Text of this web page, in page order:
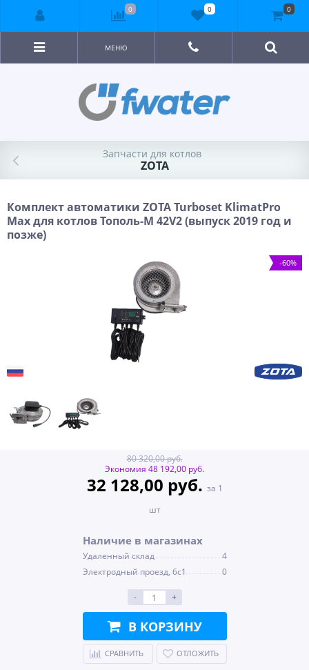
МЕНЮ
Запчасти для котлов
ZOTA
Комплект автоматики ZOTA Turboset KlimatPro
Max для котлов Тополь-М 42V2 (выпуск 2019 год и
позже)
-60%
80 320,00 руб.
Экономия 48 192,00 руб.
32 128,00 руб. за 1
шт
Наличие в магазинах
Удаленный склад
4
Электродный проезд, 6с1
0
- +
В КОРЗИНУ
СРАВНИТЬ ОТЛОЖИТЬ
0 0 0